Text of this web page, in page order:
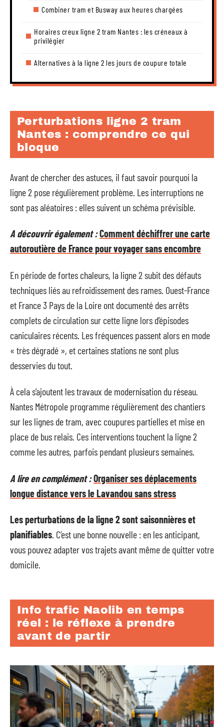
Combiner tram et Busway aux heures chargées
Horaires creux ligne 2 tram Nantes : les créneaux à
privilégier
Alternatives à la ligne 2 les jours de coupure totale
Perturbations ligne 2 tram
Nantes : comprendre ce qui
bloque
Avant de chercher des astuces, il faut savoir pourquoi la
ligne 2 pose régulièrement problème. Les interruptions ne
sont pas aléatoires : elles suivent un schéma prévisible.
A découvrir également :Comment déchiffrer une carte
autoroutière de France pour voyager sans encombre
En période de fortes chaleurs, la ligne 2 subit des défauts
techniques liés au refroidissement des rames. Ouest-France
et France 3 Pays de la Loire ont documenté des arrêts
complets de circulation sur cette ligne lors d’épisodes
caniculaires récents. Les fréquences passent alors en mode
« très dégradé », et certaines stations ne sont plus
desservies du tout.
À cela s’ajoutent les travaux de modernisation du réseau.
Nantes Métropole programme régulièrement des chantiers
sur les lignes de tram, avec coupures partielles et mise en
place de bus relais. Ces interventions touchent la ligne 2
comme les autres, parfois pendant plusieurs semaines.
A lire en complément :Organiser ses déplacements
longue distance vers le Lavandou sans stress
Les perturbations de la ligne 2 sont saisonnières et
planifiables. C’est une bonne nouvelle : en les anticipant,
vous pouvez adapter vos trajets avant même de quitter votre
domicile.
Info trafic Naolib en temps
réel : le réflexe à prendre
avant de partir